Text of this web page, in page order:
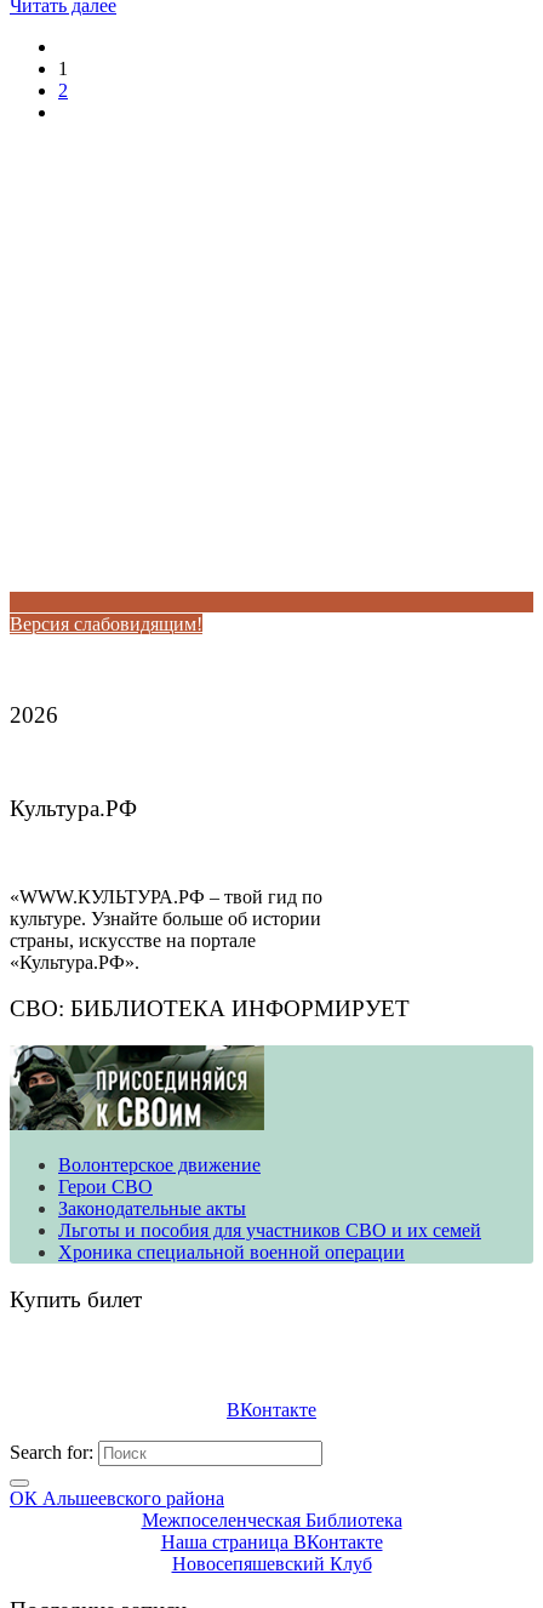
Читать далее
1
2
Версия слабовидящим!
2026
Культура.РФ
«WWW.КУЛЬТУРА.РФ – твой гид по
культуре. Узнайте больше об истории
страны, искусстве на портале
«Культура.РФ».
СВО: БИБЛИОТЕКА ИНФОРМИРУЕТ
Волонтерское движение
​​​​​​​Герои СВО
Законодательные акты
Льготы и пособия для участников СВО и их семей
Хроника специальной военной операции
Купить билет
ВКонтакте
Search for:
ОК Альшеевского района
Межпоселенческая Библиотека
Наша страница ВКонтакте
Новосепяшевский Клуб